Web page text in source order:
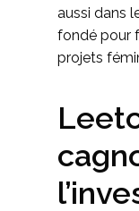
aussi dans
fondé pour
projets